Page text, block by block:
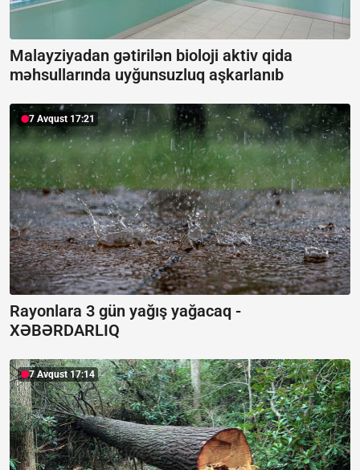
Malayziyadan gətirilən bioloji aktiv qida
məhsullarında uyğunsuzluq aşkarlanıb
7 Avqust 17:21
Rayonlara 3 gün yağış yağacaq -
XƏBƏRDARLIQ
7 Avqust 17:14